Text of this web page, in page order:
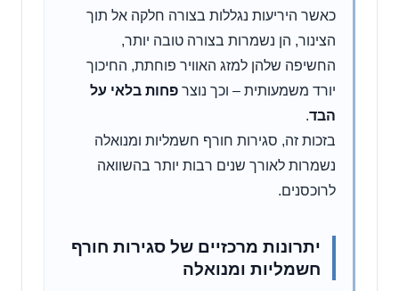
כאשר היריעות נגללות בצורה חלקה אל תוך
הצינור, הן נשמרות בצורה טובה יותר,
החשיפה שלהן למזג האוויר פוחתת, החיכוך
יורד משמעותית – וכך נוצר פחות בלאי על
הבד.
בזכות זה, סגירות חורף חשמליות ומנואלה
נשמרות לאורך שנים רבות יותר בהשוואה
לרוכסנים.
יתרונות מרכזיים של סגירות חורף
חשמליות ומנואלה